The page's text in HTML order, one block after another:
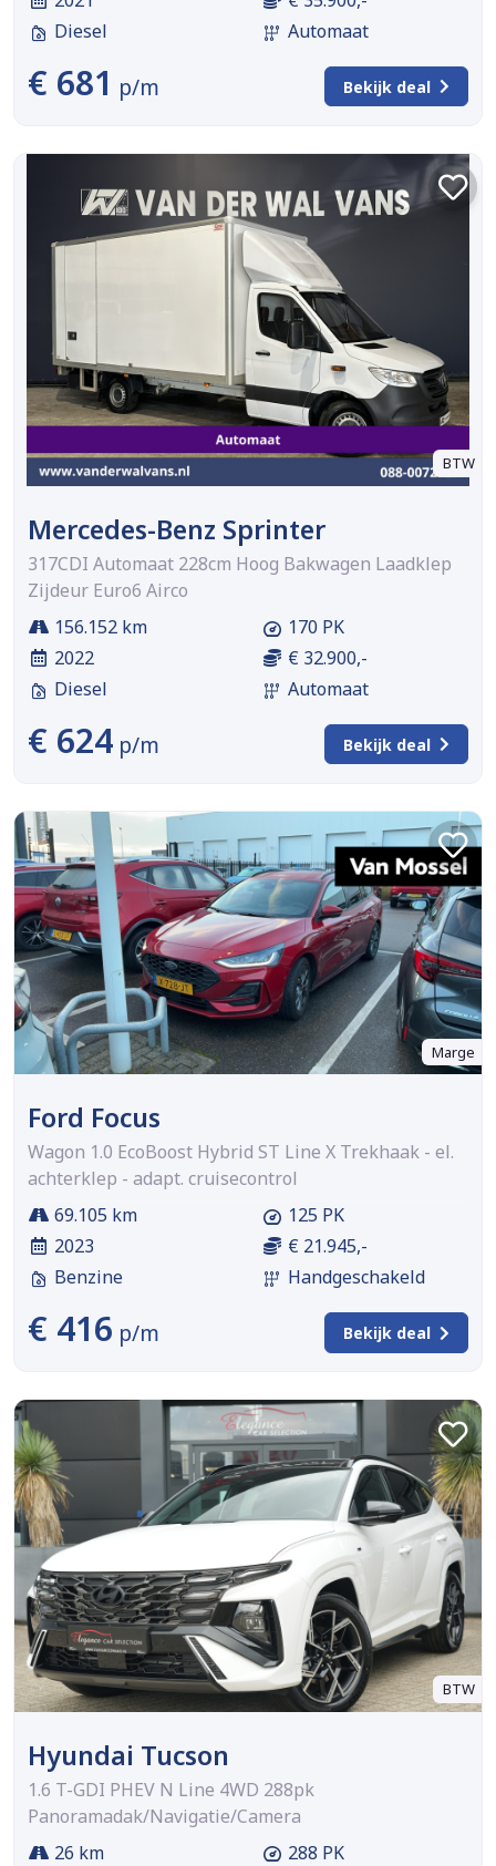
Diesel
Automaat
€ 681 p/m Bekijk deal
BTW
Mercedes-Benz Sprinter
317CDI Automaat 228cm Hoog Bakwagen Laadklep
Zijdeur Euro6 Airco
156.152 km
2022
Diesel
170 PK
€ 32.900,-
Automaat
€ 624 p/m Bekijk deal
Marge
Ford Focus
Wagon 1.0 EcoBoost Hybrid ST Line X Trekhaak - el.
achterklep - adapt. cruisecontrol
69.105 km
2023
Benzine
125 PK
€ 21.945,-
Handgeschakeld
€ 416 p/m Bekijk deal
BTW
Hyundai Tucson
1.6 T-GDI PHEV N Line 4WD 288pk
Panoramadak/Navigatie/Camera
26 km
288 PK